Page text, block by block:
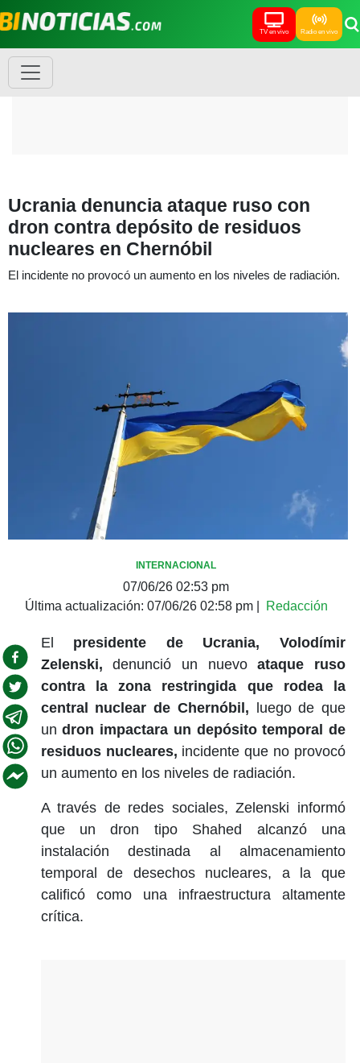
TV en vivo Radio en vivo
Ucrania denuncia ataque ruso con
dron contra depósito de residuos
nucleares en Chernóbil
El incidente no provocó un aumento en los niveles de radiación.
INTERNACIONAL
07/06/26 02:53 pm
Última actualización: 07/06/26 02:58 pm| Redacción
El presidente de Ucrania, Volodímir
Zelenski,denunció un nuevoataque ruso
contra la zona restringida que rodea la
central nuclear de Chernóbil, luego de que
undron impactara un depósito temporal de
residuos nucleares, incidente que no provocó
un aumento en los niveles de radiación.
A través de redes sociales, Zelenski informó
que un dron tipo Shahed alcanzó una
instalación destinada al almacenamiento
temporal de desechos nucleares, a la que
calificó como una infraestructura altamente
crítica.